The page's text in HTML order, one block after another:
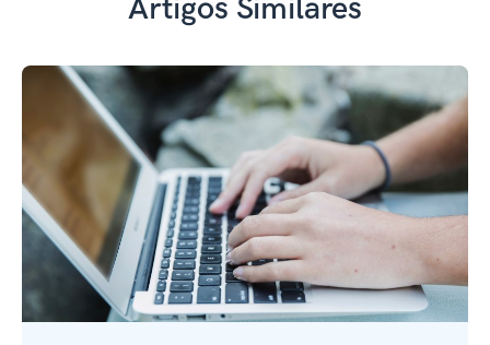
Artigos Similares